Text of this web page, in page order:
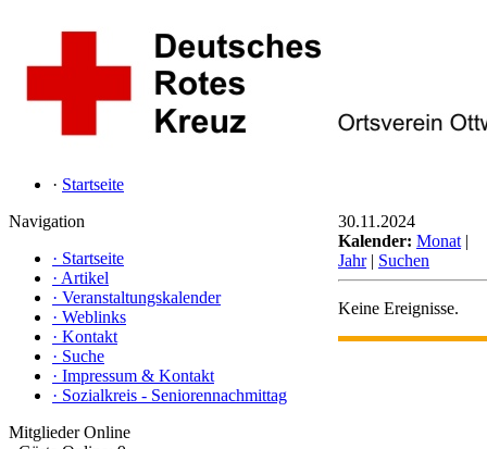
· Startseite
Navigation
· Startseite
· Artikel
· Veranstaltungskalender
· Weblinks
· Kontakt
· Suche
· Impressum & Kontakt
· Sozialkreis - Seniorennachmittag
Mitglieder Online
30.11.2024
Kalender: Monat |
Jahr| Suchen
Keine Ereignisse.